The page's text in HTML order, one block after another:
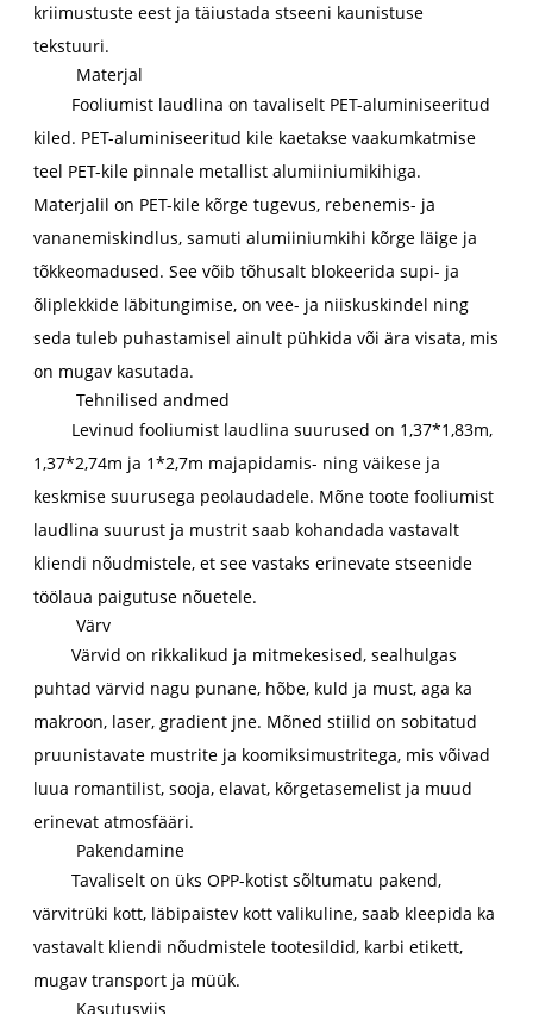
kriimustuste eest ja täiustada stseeni kaunistuse
tekstuuri.
Materjal
Fooliumist laudlina on tavaliselt PET-aluminiseeritud
kiled. PET-aluminiseeritud kile kaetakse vaakumkatmise
teel PET-kile pinnale metallist alumiiniumikihiga.
Materjalil on PET-kile kõrge tugevus, rebenemis- ja
vananemiskindlus, samuti alumiiniumkihi kõrge läige ja
tõkkeomadused. See võib tõhusalt blokeerida supi- ja
õliplekkide läbitungimise, on vee- ja niiskuskindel ning
seda tuleb puhastamisel ainult pühkida või ära visata, mis
on mugav kasutada.
Tehnilised andmed
Levinud fooliumist laudlina suurused on 1,37*1,83m,
1,37*2,74m ja 1*2,7m majapidamis- ning väikese ja
keskmise suurusega peolaudadele. Mõne toote fooliumist
laudlina suurust ja mustrit saab kohandada vastavalt
kliendi nõudmistele, et see vastaks erinevate stseenide
töölaua paigutuse nõuetele.
Värv
Värvid on rikkalikud ja mitmekesised, sealhulgas
puhtad värvid nagu punane, hõbe, kuld ja must, aga ka
makroon, laser, gradient jne. Mõned stiilid on sobitatud
pruunistavate mustrite ja koomiksimustritega, mis võivad
luua romantilist, sooja, elavat, kõrgetasemelist ja muud
erinevat atmosfääri.
Pakendamine
Tavaliselt on üks OPP-kotist sõltumatu pakend,
värvitrüki kott, läbipaistev kott valikuline, saab kleepida ka
vastavalt kliendi nõudmistele tootesildid, karbi etikett,
mugav transport ja müük.
Kasutusviis